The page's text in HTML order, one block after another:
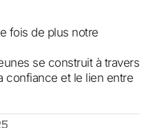
fois de plus notre
se construit à travers
confiance et le lien entre